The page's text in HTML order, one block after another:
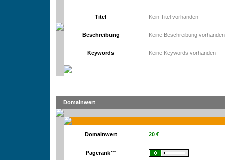
Titel Kein Titel vorhanden
Beschreibung Keine Beschreibung vorhanden
Keywords Keine Keywords vorhanden
Domainwert
Domainwert 20 €
Pagerank™